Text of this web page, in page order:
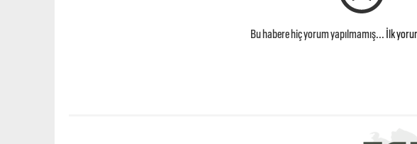
Bu habere hiç yorum yapılmamış... İlk